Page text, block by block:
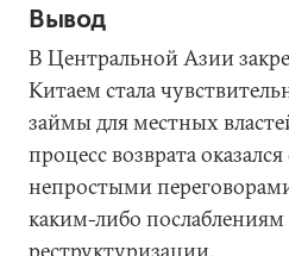
Вывод
В Центральной Азии
Китаем стала
займы для местных
процесс возврата
непростыми
каким-либо